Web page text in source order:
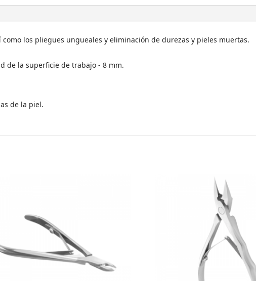
los pliegues ungueales y eliminación de durezas y pieles muertas.
de la superficie de trabajo - 8 mm.
de la piel.